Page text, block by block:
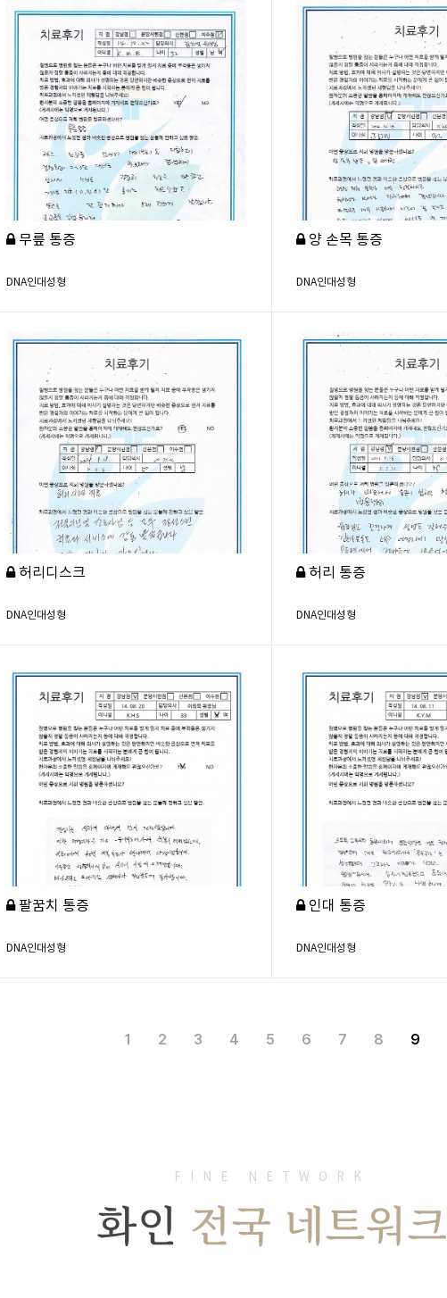
무릎 통증
DNA인대성형
양 손목 통증
DNA인대성형
허리디스크
DNA인대성형
허리 통증
DNA인대성형
팔꿈치 통증
DNA인대성형
인대 통증
DNA인대성형
1 2 3 4 5 6 7 8 9
FINE NETWORK
화인 전국 네트워크